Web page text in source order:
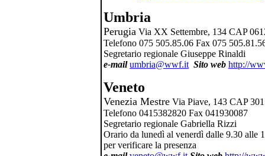
Umbria
Perugia Via XX Settembre, 134 CAP
Telefono 075 505.85.06 Fax 075
Segretario regionale Giuseppe Rinaldi
e-mail umbria@wwf.it Sito web http://
Veneto
Venezia Mestre Via Piave, 143 CAP
Telefono 0415382820 Fax 041930087
Segretario regionale Gabriella Rizzi
Orario da lunedì al venerdì dalle 9.30 alle
per verificare la presenza